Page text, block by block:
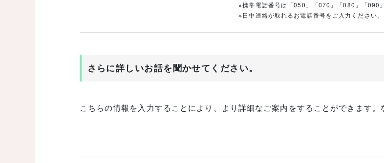
※携帯電話番号は「050」「070」「080」「090
※日中連絡が取れるお電話番号をご入力ください。
さらに詳しいお話を聞かせてください。
こちらの情報を入力することにより、より詳細なご案内をすることができます。